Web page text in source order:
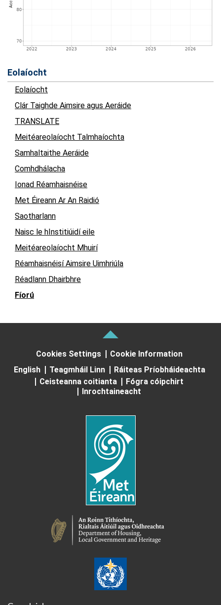
Eolaíocht
Eolaíocht
Clár Taighde Aimsire agus Aeráide
TRANSLATE
Meitéareolaíocht Talmhaíochta
Samhaltaithe Aeráide
Comhdhálacha
Ionad Réamhaisnéise
Met Éireann Ar An Raidió
Saotharlann
Naisc le hInstitiúidí eile
Meitéareolaíocht Mhuirí
Réamhaisnéisí Aimsire Uimhriúla
Réadlann Dhairbhre
Fíorú
Cookies Settings
Cookie Information
English
Teagmháil Linn
Ráiteas Príobháideachta
Ceisteanna coitianta
Fógra cóipchirt
Inrochtaineacht